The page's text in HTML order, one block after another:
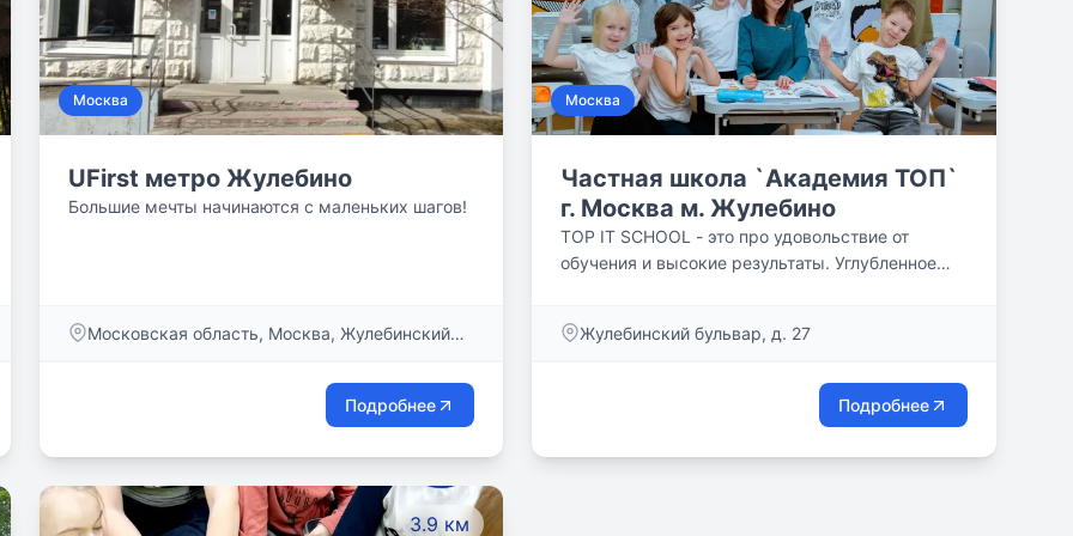
Москва
UFirst метро Жулебино
Большие мечты начинаются с маленьких шагов!
Московская область, Москва, Жулебинский
Подробнее
Москва
Частная школа `Академия ТОП`
г. Москва м. Жулебино
TOP IT SCHOOL - это про удовольствие от
обучения и высокие результаты. Углубленное
Жулебинский бульвар, д. 27
Подробнее
3.9 км